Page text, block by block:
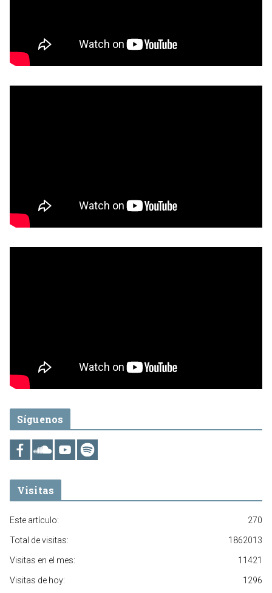
Síguenos
Visitas
270
Este artículo:
1862013
Total de visitas:
11421
Visitas en el mes:
1296
Visitas de hoy: